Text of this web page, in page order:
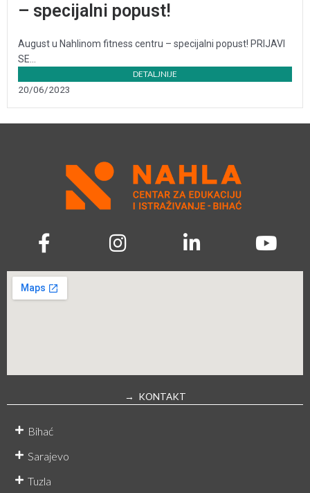
– specijalni popust!
August u Nahlinom fitness centru – specijalni popust! PRIJAVI
SE...
DETALJNIJE
20/06/2023
→ KONTAKT
Bihać
Sarajevo
Tuzla